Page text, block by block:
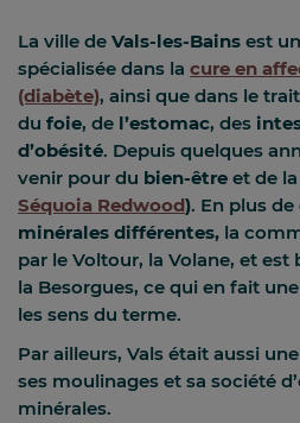
La ville de Vals-les-Bains est
spécialisée dans la cure en
(diabète), ainsi que dans le
du foie, de l’estomac, des
d’obésité. Depuis quelques
venir pour du bien-être et de la
Séquoia Redwood). En plus de
minérales différentes, la
par le Voltour, la Volane, et est
la Besorgues, ce qui en fait une
les sens du terme.
Par ailleurs, Vals était aussi une
ses moulinages et sa société
minérales.